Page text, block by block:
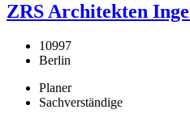
ZRS Architekten
10997
Berlin
Planer
Sachverständige